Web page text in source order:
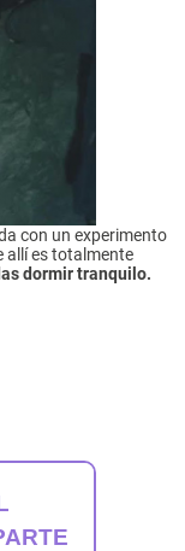
con un experimento
allí es totalmente
dormir tranquilo.